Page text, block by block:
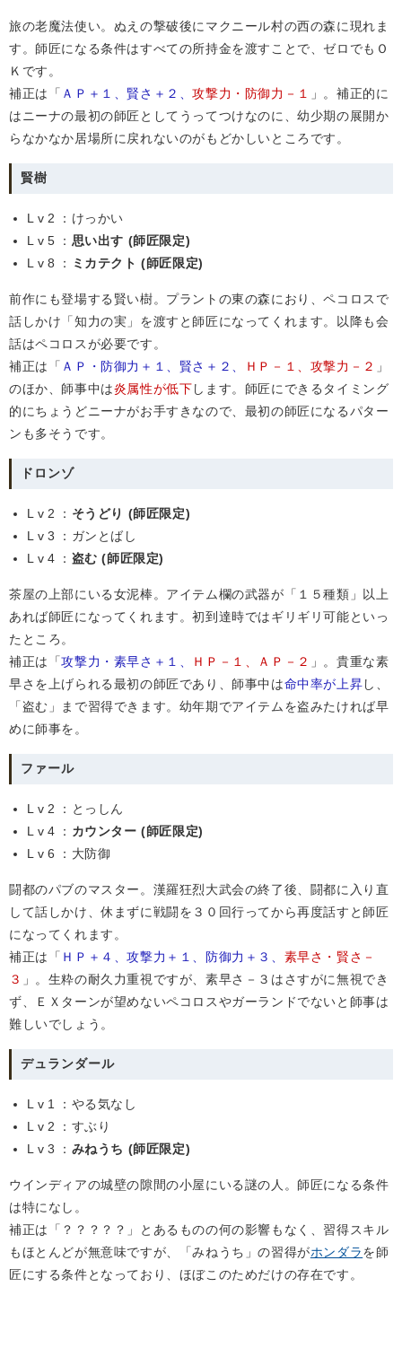
旅の老魔法使い。ぬえの撃破後にマクニール村の西の森に現れま
す。師匠になる条件はすべての所持金を渡すことで、ゼロでもＯ
Ｋです。
補正は「 ＡＰ＋１、賢さ＋２、攻撃力・防御力－１
」。補正的に
はニーナの最初の師匠としてうってつけなのに、幼少期の展開か
らなかなか居場所に戻れないのがもどかしいところです。
賢樹
Lv2
：けっかい
Lv5
： 思い出す (師匠限定)
Lv8
： ミカテクト (師匠限定)
前作にも登場する賢い樹。プラントの東の森におり、ペコロスで
話しかけ「知力の実」を渡すと師匠になってくれます。以降も会
話はペコロスが必要です。
補正は「 ＡＰ・防御力＋１、賢さ＋２、 ＨＰ－１、攻撃力－２ 」
のほか、師事中は炎属性が低下します。師匠にできるタイミング
的にちょうどニーナがお手すきなので、最初の師匠になるパター
ンも多そうです。
ドロンゾ
Lv2 ： そうどり (師匠限定)
Lv3
：ガンとばし
Lv4
： 盗む (師匠限定)
茶屋の上部にいる女泥棒。アイテム欄の武器が「１５種類」以上
あれば師匠になってくれます。初到達時ではギリギリ可能といっ
たところ。
補正は「攻撃力・素早さ＋１、 ＨＰ－１、ＡＰ－２ 」。貴重な素
早さを上げられる最初の師匠であり、師事中は命中率が上昇し、
「盗む」まで習得できます。幼年期でアイテムを盗みたければ早
めに師事を。
ファール
Lv2
：とっしん
Lv4
： カウンター (師匠限定)
Lv6
：大防御
闘都のパブのマスター。漢羅狂烈大武会の終了後、闘都に入り直
して話しかけ、休まずに戦闘を３０回行ってから再度話すと師匠
になってくれます。
補正は「 ＨＰ＋４、攻撃力＋１、防御力＋３、 素早さ・賢さ－
３ 」。生粋の耐久力重視ですが、素早さ－３はさすがに無視でき
ず、ＥＸターンが望めないペコロスやガーランドでないと師事は
難しいでしょう。
デュランダール
Lv1
：やる気なし
Lv2
：すぶり
Lv3
： みねうち (師匠限定)
ウインディアの城壁の隙間の小屋にいる謎の人。師匠になる条件
は特になし。
補正は「？？？？？」とあるものの何の影響もなく、習得スキル
もほとんどが無意味ですが、「みねうち」の習得がホンダラを師
匠にする条件となっており、ほぼこのためだけの存在です。